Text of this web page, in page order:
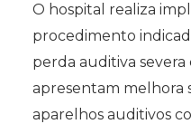
O hospital realiza
procedimento
perda auditiva
apresentam melhora
aparelhos auditivos